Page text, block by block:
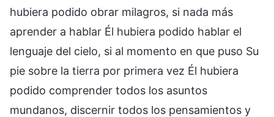
hubiera podido obrar milagros, si nada más
aprender a hablar Él hubiera podido hablar el
lenguaje del cielo, si al momento en que puso Su
pie sobre la tierra por primera vez Él hubiera
podido comprender todos los asuntos
mundanos, discernir todos los pensamientos y